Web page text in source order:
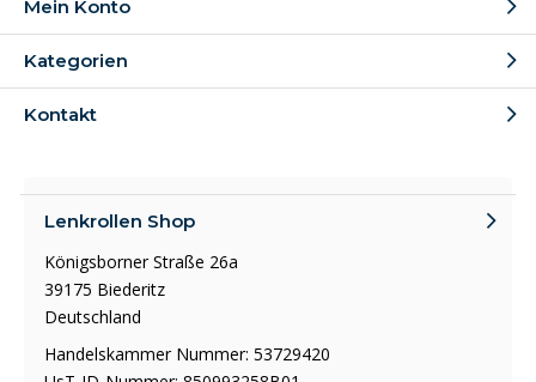
Mein Konto
Kategorien
Kontakt
Lenkrollen Shop
Königsborner Straße 26a
39175 Biederitz
Deutschland
Handelskammer Nummer: 53729420